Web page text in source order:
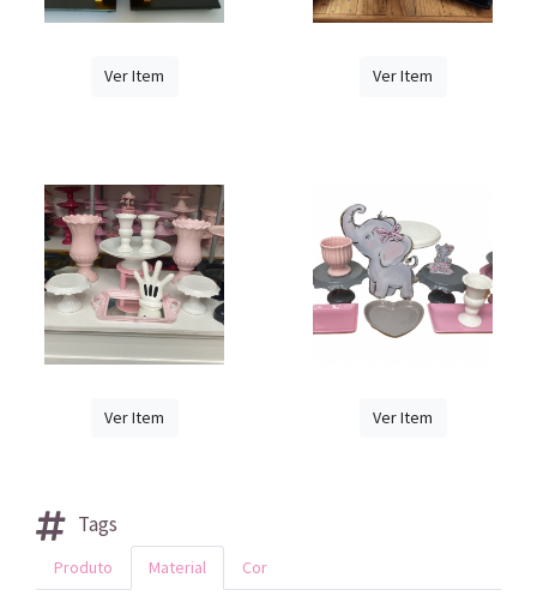
Ver Item Ver Item
Ver Item Ver Item
Tags
Produto Material Cor